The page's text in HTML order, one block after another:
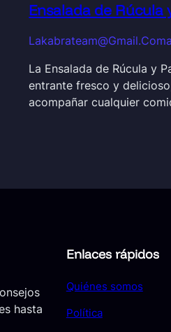
Ensalada de Rúcula
Lakabrateam@gmail.com
La Ensalada de Rúcula y
entrante fresco y
acompañar cualquier
hasta
Enlaces rápidos
Quiénes somos
Política